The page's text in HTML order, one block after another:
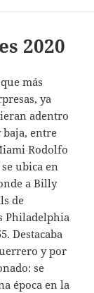
2020
más
ya
adentro
entre
Rodolfo
ubica en
a Billy
de
Philadelphia
Destacaba
y por
se
época en la